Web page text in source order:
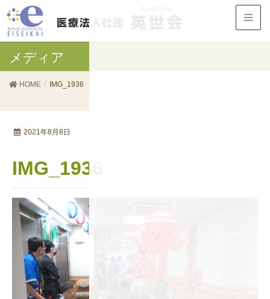
メディア
HOME IMG_1936
2021年8月8日
IMG_1936